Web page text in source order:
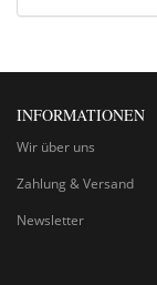
INFORMATIONEN
Wir über uns
Zahlung & Versand
Newsletter